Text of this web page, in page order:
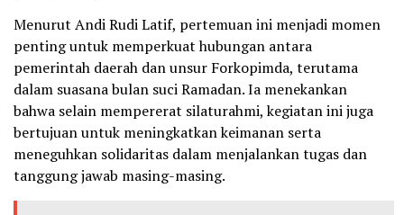
Menurut Andi Rudi Latif, pertemuan ini menjadi momen
penting untuk memperkuat hubungan antara
pemerintah daerah dan unsur Forkopimda, terutama
dalam suasana bulan suci Ramadan. Ia menekankan
bahwa selain mempererat silaturahmi, kegiatan ini juga
bertujuan untuk meningkatkan keimanan serta
meneguhkan solidaritas dalam menjalankan tugas dan
tanggung jawab masing-masing.